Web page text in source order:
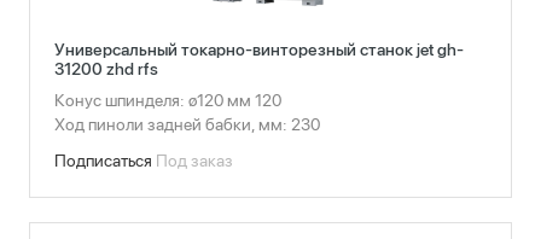
Универсальный токарно-винторезный станок jet gh-
31200 zhd rfs
Конус шпинделя: ø120 мм 120
Ход пиноли задней бабки, мм: 230
Подписаться Под заказ